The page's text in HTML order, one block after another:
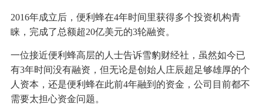
2016年成立后，便利蜂在4年时间里获得多个投资机构青
睐，完成了总额超20亿美元的3轮融资。
一位接近便利蜂高层的人士告诉雪豹财经社，虽然如今已
有3年时间没有融资，但无论是创始人庄辰超足够雄厚的个
人资本，还是便利蜂在此前4年融到的资金，公司目前都不
需要太担心资金问题。